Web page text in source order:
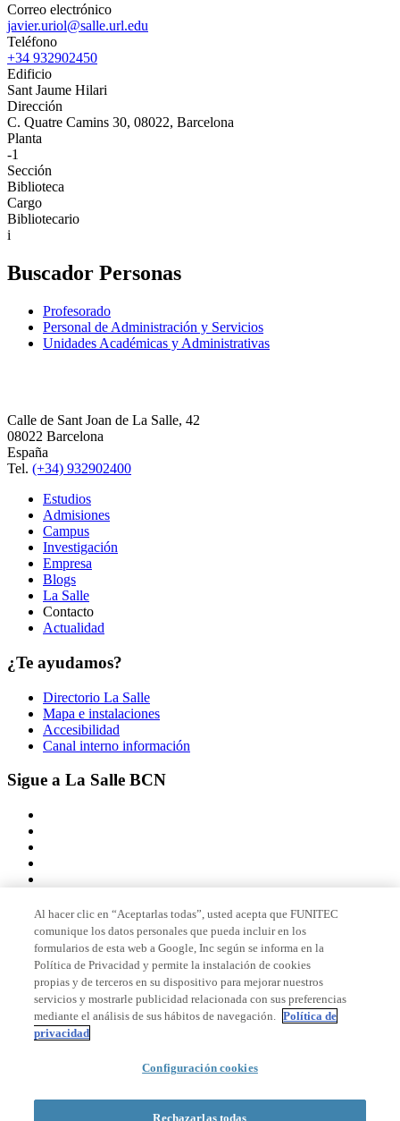
Correo electrónico
javier.uriol@salle.url.edu
Teléfono
+34 932902450
Edificio
Sant Jaume Hilari
Dirección
C. Quatre Camins 30, 08022, Barcelona
Planta
-1
Sección
Biblioteca
Cargo
Bibliotecario
i
Buscador Personas
Profesorado
Personal de Administración y Servicios
Unidades Académicas y Administrativas
Calle de Sant Joan de La Salle, 42
08022 Barcelona
España
Tel. (+34) 932902400
Estudios
Admisiones
Campus
Investigación
Empresa
Blogs
La Salle
Contacto
Actualidad
¿Te ayudamos?
Directorio La Salle
Mapa e instalaciones
Accesibilidad
Canal interno información
Sigue a La Salle BCN
Miembro de
Acreditaciones
© 2026 La Salle Campus Barcelona - URL |
Al hacer clic en “Aceptarlas todas”, usted acepta que FUNITEC
comunique los datos personales que pueda incluir en los
formularios de esta web a Google, Inc según se informa en la
Política de Privacidad y permite la instalación de cookies
propias y de terceros en su dispositivo para mejorar nuestros
servicios y mostrarle publicidad relacionada con sus preferencias
mediante el análisis de sus hábitos de navegación. Política de
privacidad
Configuración cookies
Rechazarlas todas